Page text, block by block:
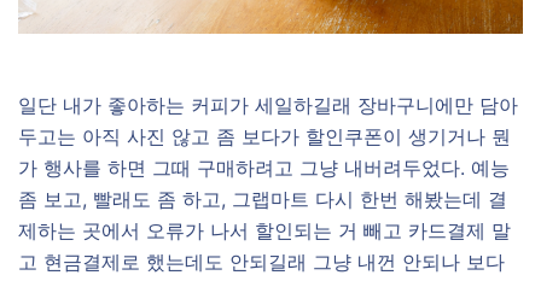
일단 내가 좋아하는 커피가 세일하길래 장바구니에만 담아
두고는 아직 사진 않고 좀 보다가 할인쿠폰이 생기거나 뭔
가 행사를 하면 그때 구매하려고 그냥 내버려두었다. 예능
좀 보고, 빨래도 좀 하고, 그랩마트 다시 한번 해봤는데 결
제하는 곳에서 오류가 나서 할인되는 거 빼고 카드결제 말
고 현금결제로 했는데도 안되길래 그냥 내껀 안되나 보다